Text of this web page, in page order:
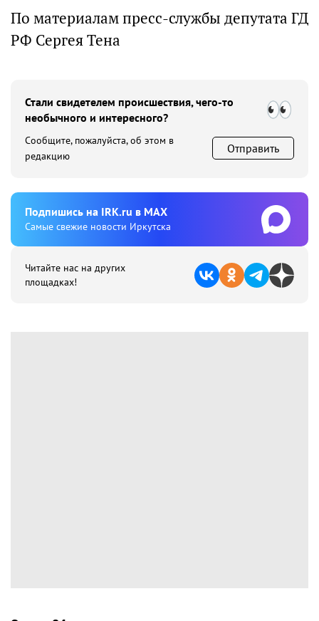
По материалам пресс-службы депутата ГД
РФ Сергея Тена
Стали свидетелем происшествия, чего-то
необычного и интересного?
Сообщите, пожалуйста, об этом в
редакцию
Отправить
Подпишиcь на IRK.ru в MAX
Cамые свежие новости Иркутска
Читайте нас на других
площадках!